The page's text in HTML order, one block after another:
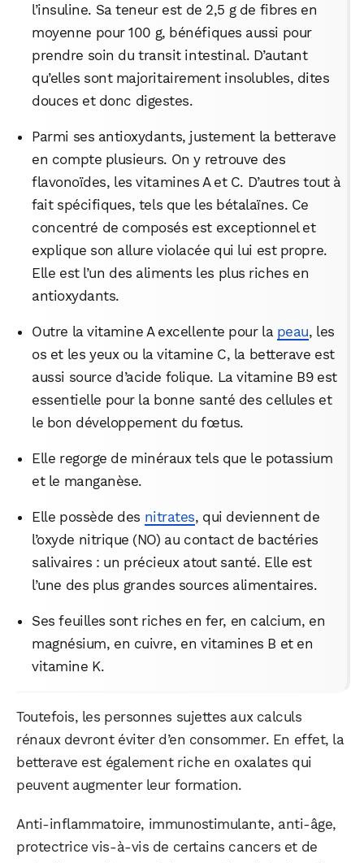
l’insuline. Sa teneur est de 2,5 g de fibres en
moyenne pour 100 g, bénéfiques aussi pour
prendre soin du transit intestinal. D’autant
qu’elles sont majoritairement insolubles, dites
douces et donc digestes.
Parmi ses antioxydants, justement la betterave
en compte plusieurs. On y retrouve des
flavonoïdes, les vitamines A et C. D’autres tout à
fait spécifiques, tels que les bétalaïnes. Ce
concentré de composés est exceptionnel et
explique son allure violacée qui lui est propre.
Elle est l’un des aliments les plus riches en
antioxydants.
Outre la vitamine A excellente pour la peau, les
os et les yeux ou la vitamine C, la betterave est
aussi source d’acide folique. La vitamine B9 est
essentielle pour la bonne santé des cellules et
le bon développement du fœtus.
Elle regorge de minéraux tels que le potassium
et le manganèse.
Elle possède des nitrates, qui deviennent de
l’oxyde nitrique (NO) au contact de bactéries
salivaires : un précieux atout santé. Elle est
l’une des plus grandes sources alimentaires.
Ses feuilles sont riches en fer, en calcium, en
magnésium, en cuivre, en vitamines B et en
vitamine K.
Toutefois, les personnes sujettes aux calculs
rénaux devront éviter d’en consommer. En effet, la
betterave est également riche en oxalates qui
peuvent augmenter leur formation.
Anti-inflammatoire, immunostimulante, anti-âge,
protectrice vis-à-vis de certains cancers et de